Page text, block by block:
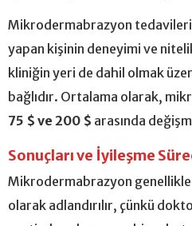
Mikrodermabrazyon
yapan kişinin deneyimi ve
kliniğin yeri de dahil olmak
bağlıdır. Ortalama olarak,
75 $ ve 200 $ arasında
Sonuçları ve İyileşme
Mikrodermabrazyon
olarak adlandırılır, çünkü